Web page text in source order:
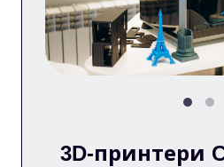
3D-принтери